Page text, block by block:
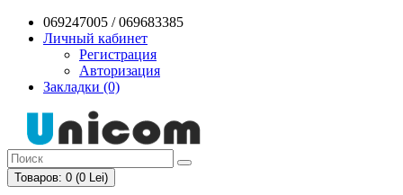
069247005 / 069683385
Личный кабинет
Регистрация
Авторизация
Закладки (0)
Товаров: 0 (0 Lei)